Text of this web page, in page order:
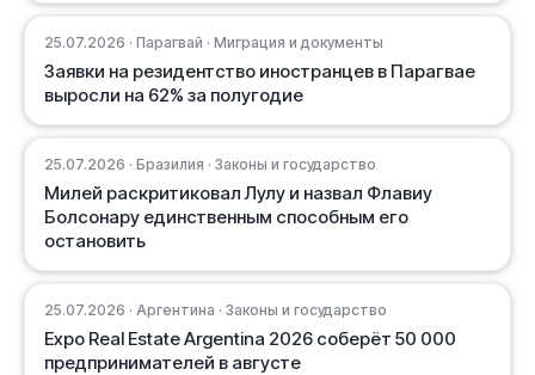
25.07.2026 · Парагвай · Миграция и документы
Заявки на резидентство иностранцев в Парагвае
выросли на 62% за полугодие
25.07.2026 · Бразилия · Законы и государство
Милей раскритиковал Лулу и назвал Флавиу
Болсонару единственным способным его
остановить
25.07.2026 · Аргентина · Законы и государство
Expo Real Estate Argentina 2026 соберёт 50 000
предпринимателей в августе